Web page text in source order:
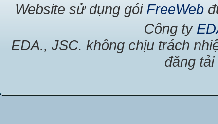
Website sử dụng gói FreeWeb
Công ty
EDA., JSC. không chịu trách
đăng